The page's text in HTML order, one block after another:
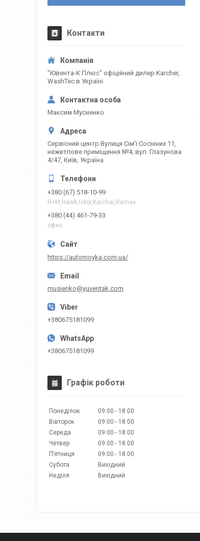
Контакти
"Ювента-К Плюс" офіційний дилер Karcher,
WashTec в Україні
Максим Мусиенко
Сервісний центр Вулиця Сім'ї Сосніних 11,
нежитлове приміщення №4; вул. Глазунова
4/47, Київ, Україна
+380 (67) 518-10-99
R+M,Hawk,Udor,Karcher,Ramex
+380 (44) 461-79-33
офис
https://automoyka.com.ua/
musienko@yuventak.com
+380675181099
+380675181099
Графік роботи
Понеділок 09:00
18:00
Вівторок
09:00
18:00
Середа
09:00
18:00
Четвер
09:00
18:00
Пʼятниця
09:00
18:00
Субота
Вихідний
Неділя
Вихідний